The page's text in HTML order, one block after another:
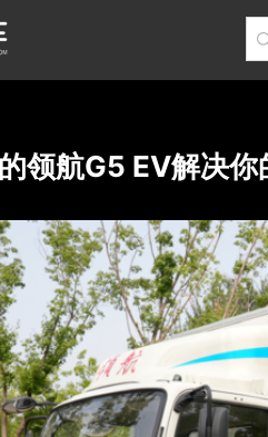
领航G5 EV解决你